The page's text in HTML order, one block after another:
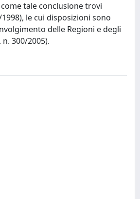
tale conclusione trovi
le cui disposizioni sono
delle Regioni e degli
300/2005).